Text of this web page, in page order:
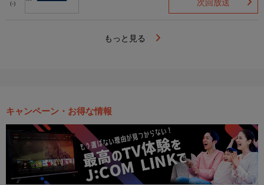
(-) 次回放送
もっと見る
キャンペーン・お得な情報